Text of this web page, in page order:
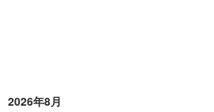
2026年8月